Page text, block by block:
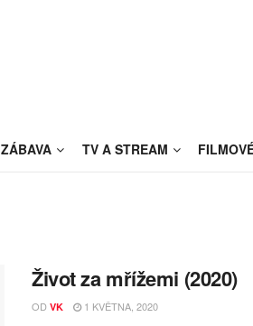
ZÁBAVA TV A STREAM
Život za mřížemi (2020)
OD VK 1 KVĚTNA, 2020